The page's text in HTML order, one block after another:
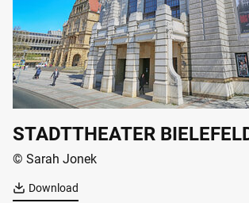
STADTTHEATER
© Sarah Jonek
Download